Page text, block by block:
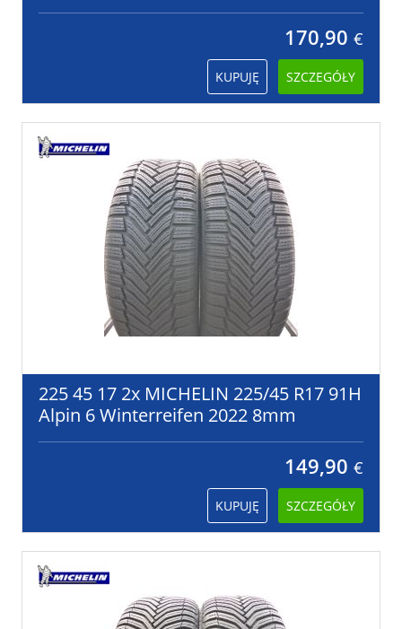
170,90 €
KUPUJĘ SZCZEGÓŁY
225 45 17 2x MICHELIN 225/45 R17 91H
Alpin 6 Winterreifen 2022 8mm
149,90 €
KUPUJĘ SZCZEGÓŁY